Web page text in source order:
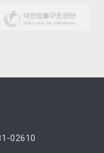
02610